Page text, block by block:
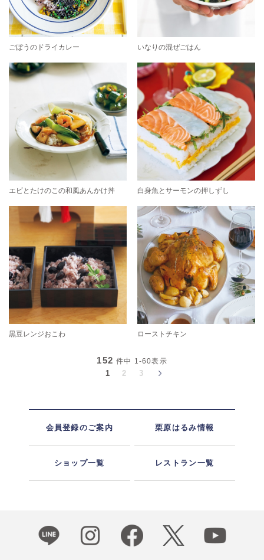
ごぼうのドライカレー いなりの混ぜごはん
エビとたけのこの和風あんかけ丼 白身魚とサーモンの押しずし
黒豆レンジおこわ ローストチキン
152 件中 1-60表示
1 2 3
会員登録のご案内 栗原はるみ情報
ショップ一覧 レストラン一覧